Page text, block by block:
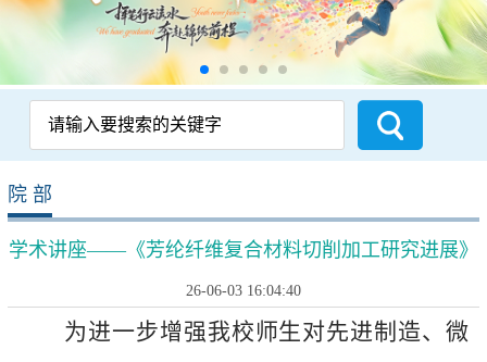
院 部
学术讲座——《芳纶纤维复合材料切削加工研究进展》
26-06-03 16:04:40
为进一步增强我校师生对先进制造、微